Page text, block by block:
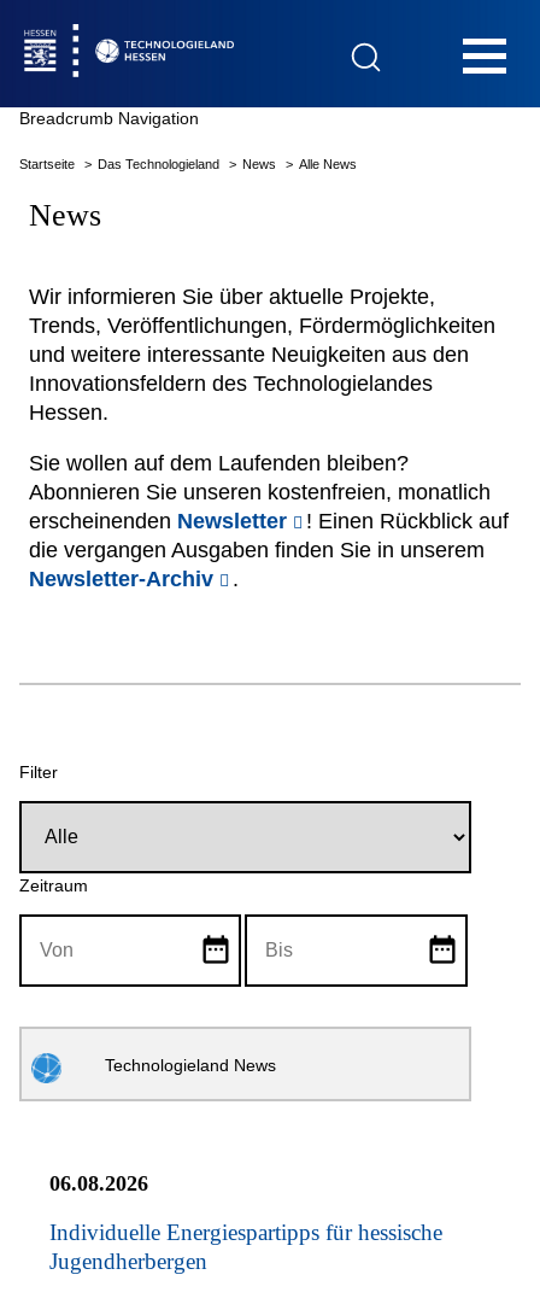
Das Technologieland
Innovationsfelder
Beratung & Förderung
Netzwerke
Breadcrumb Navigation
Startseite Das Technologieland News Alle News
News
Wir informieren Sie über aktuelle Projekte,
Trends, Veröffentlichungen, Fördermöglichkeiten
und weitere interessante Neuigkeiten aus den
Innovationsfeldern des Technologielandes
Hessen.
Sie wollen auf dem Laufenden bleiben?
Abonnieren Sie unseren kostenfreien, monatlich
erscheinenden Newsletter
! Einen Rückblick auf
die vergangen Ausgaben finden Sie in unserem
Newsletter-Archiv
.
Filter
Zeitraum
date_range date_range
Technologieland News
06.08.2026
Individuelle Energiespartipps für hessische
Jugendherbergen